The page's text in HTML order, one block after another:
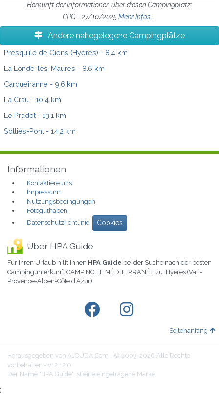
Herkunft der Informationen über diesen Campingplatz:
CPG - 27/10/2025Mehr Infos ...
Andere nahegelegene Campingplätze
Presqu'île de Giens (Hyères) - 8.4 km
La Londe-les-Maures - 8.6 km
Carqueiranne - 9.6 km
La Crau - 10.4 km
Le Pradet - 13.1 km
Solliès-Pont - 14.2 km
Informationen
Kontaktiere uns
Impressum
Nutzungsbedingungen
Fotoguthaben
Datenschutzrichtlinie
Cookies
Über HPA Guide
Für Ihren Urlaub hilft Ihnen HPA Guide bei der Suche nach der besten
Campingunterkunft CAMPING LE MÉDITERRANÉE zu Hyères (Var -
Provence-Alpen-Côte d'Azur)
Seitenanfang
Herausgegeben von AJOUDA.Com - © 2003-2026 Alle Rechte
vorbehalten - v12.12.0
Der Name "HPA Guide" ist eine eingetragene Marke.
;